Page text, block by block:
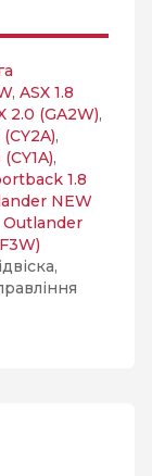
, ASX 1.8
2.0 (GA2W),
,
,
1.8
NEW
Outlander